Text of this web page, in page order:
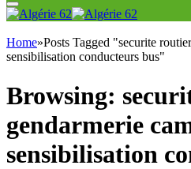
Home»Posts Tagged "securite
sensibilisation conducteurs bus"
Browsing:
gendarmerie
sensibilisation